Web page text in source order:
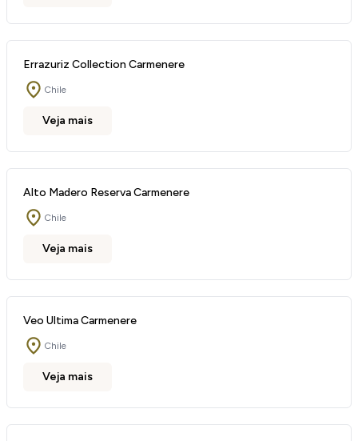
Errazuriz Collection Carmenere
Chile
Veja mais
Alto Madero Reserva Carmenere
Chile
Veja mais
Veo Ultima Carmenere
Chile
Veja mais